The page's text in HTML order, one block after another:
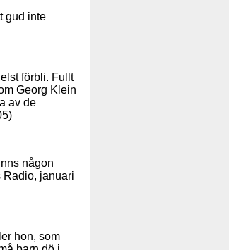
gud inte
förbli. Fullt
Georg Klein
av de
någon
Radio, januari
hon, som